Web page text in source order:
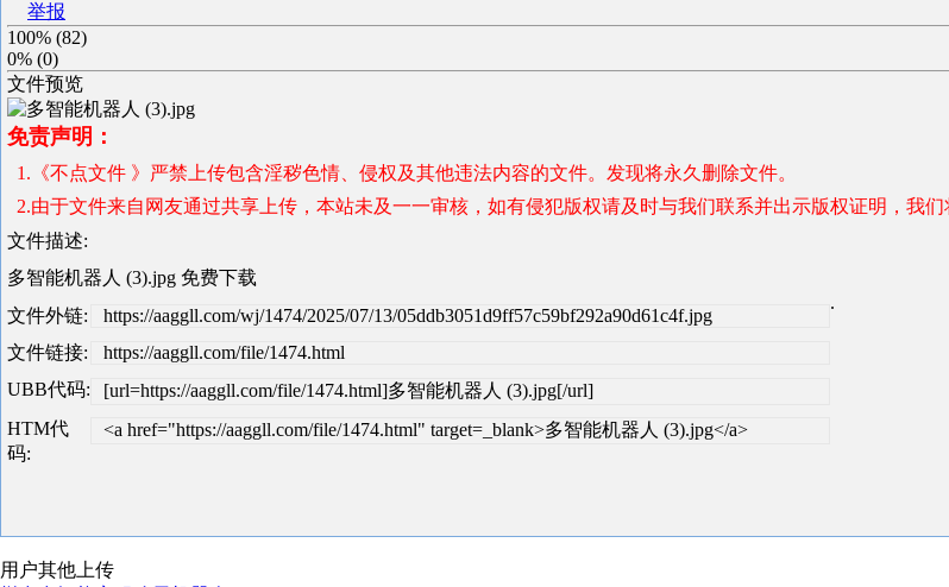
举报
100% (82)
0% (0)
文件预览
免责声明：
1.《不点文件 》严禁上传包含淫秽色情、侵权及其他违法内容的文件。发现将永久删除文件。
2.由于文件来自网友通过共享上传，本站未及一一审核，如有侵犯版权请及时与我们联系并出示版权证明，我们
文件描述:
多智能机器人 (3).jpg 免费下载
文件外链:
https://aaggll.com/wj/1474/2025/07/13/05ddb3051d9ff57c59bf292a90d61c4f.jpg
文件链接:
https://aaggll.com/file/1474.html
UBB代码:
[url=https://aaggll.com/file/1474.html]多智能机器人 (3).jpg[/url]
HTM代
码:
<a href="https://aaggll.com/file/1474.html" target=_blank>多智能机器人 (3).jpg</a>
.
用户其他上传